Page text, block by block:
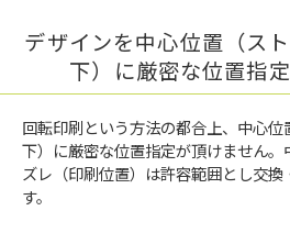
デザインを中心位置（ス
下）に厳密な位置指
回転印刷という方法の都合上、中心
下）に厳密な位置指定が頂けません
ズレ（印刷位置）は許容範囲とし交
す。